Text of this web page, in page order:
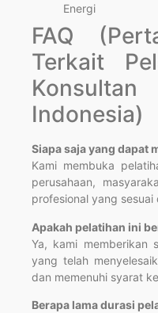
Energi
FAQ
Terkait
Indonesia)
Siapa saja yang dapat
Kami membuka
perusahaan,
profesional yang
Apakah pelatihan ini
Ya, kami memberikan
yang telah
dan memenuhi syarat
Berapa lama durasi